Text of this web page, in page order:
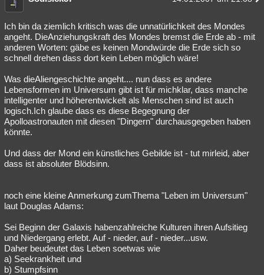
Ich bin da ziemlich kritisch was die unnatürlichkeit des Mondes
angeht. DieAnziehungskraft des Mondes bremst die Erde ab - mit
anderen Worten: gäbe es keinen Mondwürde die Erde sich so
schnell drehen dass dort kein Leben möglich wäre!
Was dieAliengeschichte angeht.... nun dass es andere
Lebensformen im Universum gibt ist für michklar, dass manche
intelligenter und höherentwickelt als Menschen sind ist auch
logisch.Ich glaube dass es diese Begegnung der
Apolloastronauten mit diesen "Dingern" durchausgegeben haben
könnte.
Und dass der Mond ein künstliches Gebilde ist - tut mirleid, aber
dass ist absoluter Blödsinn.
noch eine kleine Anmerkung zumThema "Leben im Universum"
laut Douglas Adams:
Sei Beginn der Galaxis habenzahlreiche Kulturen ihren Aufsitieg
und Niedergang erlebt. Auf - nieder, auf - nieder...usw.
Daher beudeutet das Leben soetwas wie
a) Seekrankheit und
b) Stumpfsinn